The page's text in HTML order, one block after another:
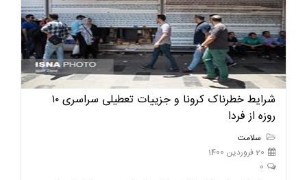
شرایط خطرناک کرونا و جزییات تعطیلی سراسری ۱۰
روزه از فردا
سلامت
20 فروردین 1400
0